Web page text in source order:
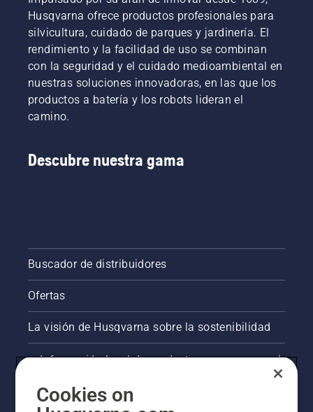
Husqvarna ofrece productos profesionales para
silvicultura, cuidado de parques y jardinería. El
rendimiento y la facilidad de uso se combinan
con la seguridad y el cuidado medioambiental en
nuestras soluciones innovadoras, en las que los
productos a batería y los robots lideran el
camino.
Descubre nuestra gama
Buscador de distribuidores
Ofertas
La visión de Husqvarna sobre la sostenibilidad
Información legal de productos
Otros sitios de Husqvarna
Cookies on